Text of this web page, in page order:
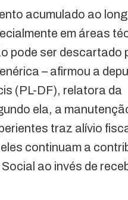
acumulado ao
em áreas
pode ser descartado
– afirmou a
(PL-DF), relatora da
ela, a
traz alívio
continuam a
ao invés de